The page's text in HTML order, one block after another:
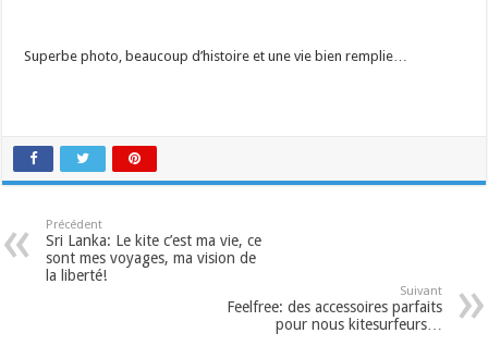
Superbe photo, beaucoup d’histoire et une vie bien remplie…
Précédent
Sri Lanka: Le kite c’est ma vie, ce
sont mes voyages, ma vision de
la liberté!
Suivant
Feelfree: des accessoires parfaits
pour nous kitesurfeurs…